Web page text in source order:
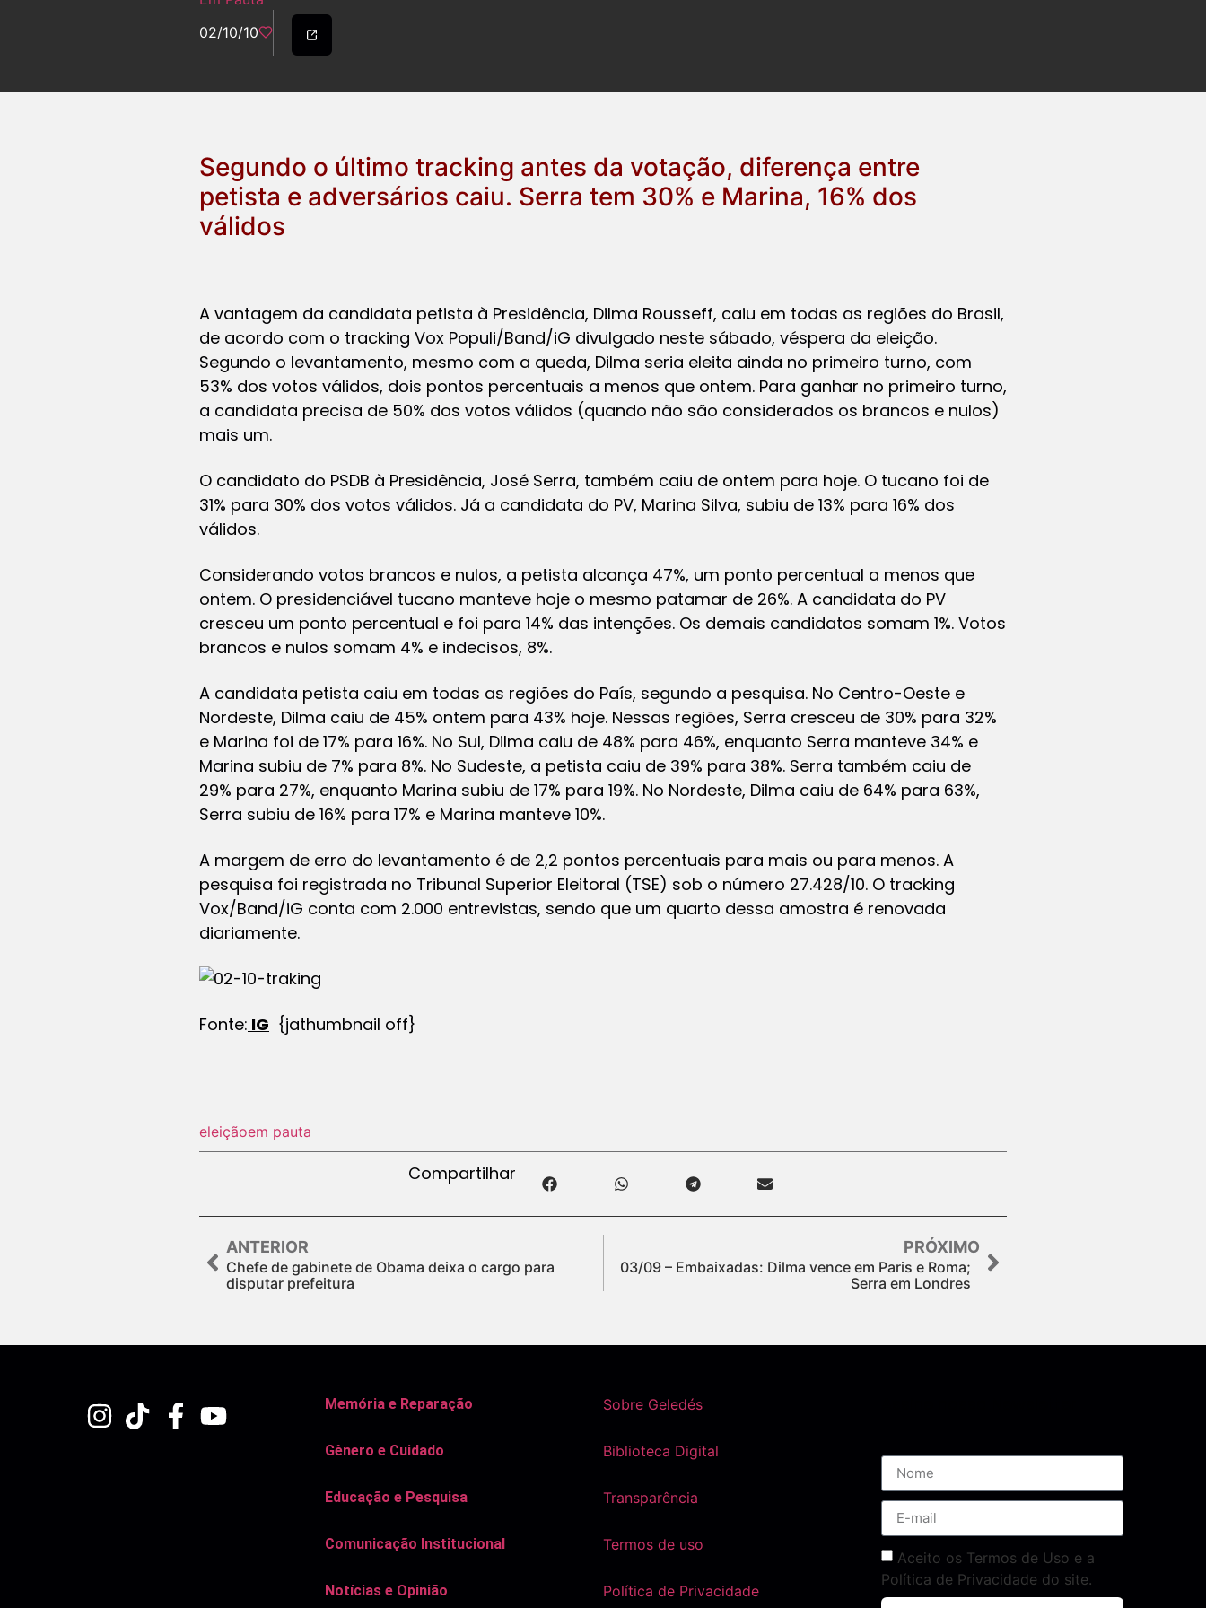
02/10/10
Segundo o último tracking antes da votação, diferença entre
petista e adversários caiu. Serra tem 30% e Marina, 16% dos
válidos
A vantagem da candidata petista à Presidência, Dilma Rousseff, caiu em todas as regiões do Brasil,
de acordo com o tracking Vox Populi/Band/iG divulgado neste sábado, véspera da eleição.
Segundo o levantamento, mesmo com a queda, Dilma seria eleita ainda no primeiro turno, com
53% dos votos válidos, dois pontos percentuais a menos que ontem. Para ganhar no primeiro turno,
a candidata precisa de 50% dos votos válidos (quando não são considerados os brancos e nulos)
mais um.
O candidato do PSDB à Presidência, José Serra, também caiu de ontem para hoje. O tucano foi de
31% para 30% dos votos válidos. Já a candidata do PV, Marina Silva, subiu de 13% para 16% dos
válidos.
Considerando votos brancos e nulos, a petista alcança 47%, um ponto percentual a menos que
ontem. O presidenciável tucano manteve hoje o mesmo patamar de 26%. A candidata do PV
cresceu um ponto percentual e foi para 14% das intenções. Os demais candidatos somam 1%. Votos
brancos e nulos somam 4% e indecisos, 8%.
A candidata petista caiu em todas as regiões do País, segundo a pesquisa. No Centro-Oeste e
Nordeste, Dilma caiu de 45% ontem para 43% hoje. Nessas regiões, Serra cresceu de 30% para 32%
e Marina foi de 17% para 16%. No Sul, Dilma caiu de 48% para 46%, enquanto Serra manteve 34% e
Marina subiu de 7% para 8%. No Sudeste, a petista caiu de 39% para 38%. Serra também caiu de
29% para 27%, enquanto Marina subiu de 17% para 19%. No Nordeste, Dilma caiu de 64% para 63%,
Serra subiu de 16% para 17% e Marina manteve 10%.
A margem de erro do levantamento é de 2,2 pontos percentuais para mais ou para menos. A
pesquisa foi registrada no Tribunal Superior Eleitoral (TSE) sob o número 27.428/10. O tracking
Vox/Band/iG conta com 2.000 entrevistas, sendo que um quarto dessa amostra é renovada
diariamente.
Fonte: IG {jathumbnail off}
eleiçãoem pauta
Compartilhar
ANTERIOR
Chefe de gabinete de Obama deixa o cargo para
disputar prefeitura
PRÓXIMO
03/09 – Embaixadas: Dilma vence em Paris e Roma;
Serra em Londres
Memória e Reparação
Gênero e Cuidado
Educação e Pesquisa
Comunicação Institucional
Notícias e Opinião
Sobre Geledés
Biblioteca Digital
Transparência
Termos de uso
Política de Privacidade
Aceito os Termos de Uso e a
Política de Privacidade do site.